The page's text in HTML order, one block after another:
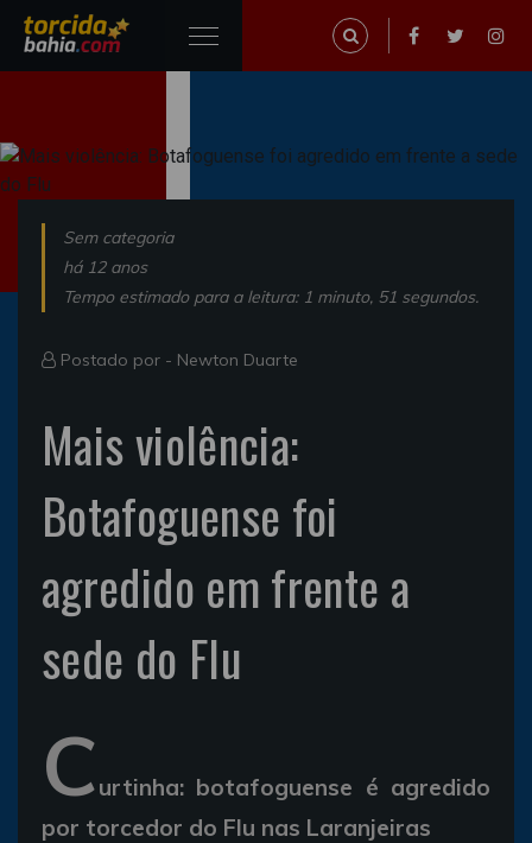
Sem categoria
há 12 anos
Tempo estimado para a leitura: 1 minuto, 51 segundos.
Postado por - Newton Duarte
Mais violência:
Botafoguense foi
agredido em frente a
sede do Flu
Curtinha: botafoguense é agredido
por torcedor do Flu nas Laranjeiras